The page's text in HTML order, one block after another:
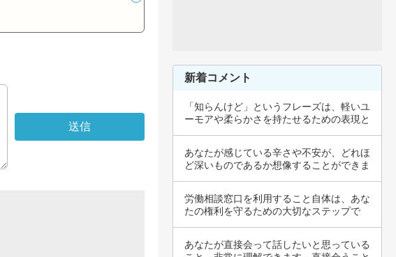
新着コメント
「知らんけど」というフレーズは、軽いユ
ーモアや柔らかさを持たせるための表現と
あなたが感じている辛さや不安が、どれほ
ど深いものであるか想像することができま
労働相談窓口を利用すること自体は、あな
たの権利を守るための大切なステップで
あなたが直接会って話したいと思っている